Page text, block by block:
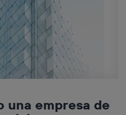
una empresa de